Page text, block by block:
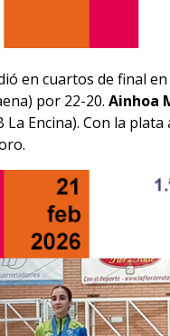
en cuartos de final
por 22-20.Ainhoa
La Encina). Con la